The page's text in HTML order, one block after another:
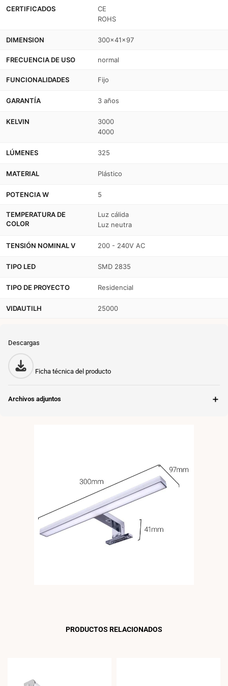
CERTIFICADOS
CE
ROHS
DIMENSION 300x41x97
FRECUENCIA DE USO normal
FUNCIONALIDADES Fijo
GARANTÍA 3 años
KELVIN
3000
4000
LÚMENES 325
MATERIAL Plástico
POTENCIA W 5
TEMPERATURA DE
COLOR
Luz cálida
Luz neutra
TENSIÓN NOMINAL V 200 - 240V AC
TIPO LED SMD 2835
TIPO DE PROYECTO Residencial
VIDAUTILH 25000
Descargas
Ficha técnica del producto
Archivos adjuntos ＋
PRODUCTOS RELACIONADOS